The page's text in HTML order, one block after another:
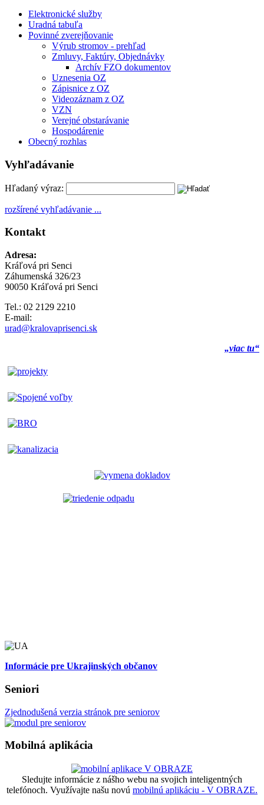
Elektronické služby
Uradná tabuľa
Povinné zverejňovanie
Výrub stromov - prehľad
Zmluvy, Faktúry, Objednávky
Archív FZO dokumentov
Uznesenia OZ
Zápisnice z OZ
Videozáznam z OZ
VZN
Verejné obstarávanie
Hospodárenie
Obecný rozhlas
Vyhľadávanie
Hľadaný výraz:
rozšírené vyhľadávanie ...
Kontakt
Adresa:
Kráľová pri Senci
Záhumenská 326/23
90050 Kráľová pri Senci
Tel.: 02 2129 2210
E-mail:
urad@kralovaprisenci.sk
„viac tu“
Informácie pre Ukrajinských občanov
Seniori
Zjednodušená verzia stránok pre seniorov
Mobilná aplikácia
Sledujte informácie z nášho webu na svojich inteligentných
telefónoch. Využívajte našu novú mobilnú aplikáciu - V OBRAZE.